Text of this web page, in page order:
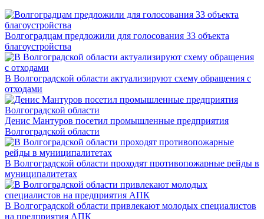
Волгоградцам предложили для голосования 33 объекта
благоустройства
В Волгоградской области актуализируют схему обращения с
отходами
Денис Мантуров посетил промышленные предприятия
Волгоградской области
В Волгоградской области проходят противопожарные рейды в
муниципалитетах
В Волгоградской области привлекают молодых специалистов
на предприятия АПК